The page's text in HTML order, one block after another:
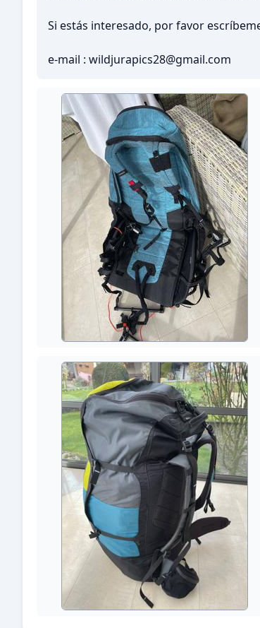
Si estás interesado, por favor
e-mail : wildjurapics28@gmail.com